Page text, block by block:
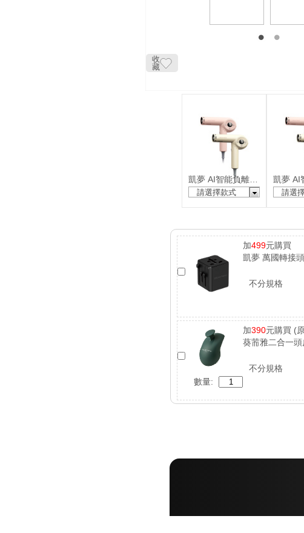
收
藏
凱夢 AI智能負離子吹風機(國際電壓)
請選擇款式 請選
加499元購買
凱夢 萬國轉接頭
不分規格
加390元購買 (
葵荋雅二合一頭
不分規格
數量: